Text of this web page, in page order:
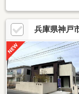
替、網戸張替、フロー
全て交換■ LDK：キッ
栓交換、クッションフ
拡張工事も実施）■ ト
張替■ 給湯器交換■ 外
済み）、駐車場造成（
兵庫県神戸